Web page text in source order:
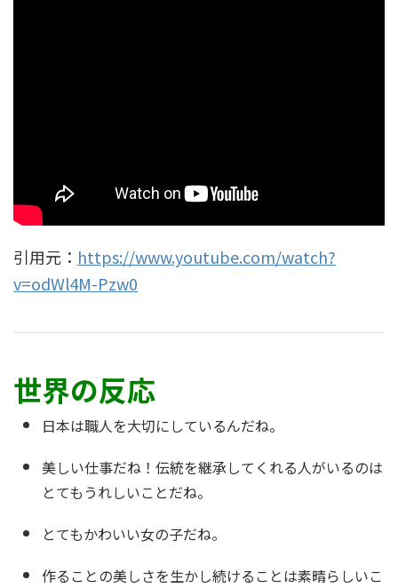
引用元： https://www.youtube.com/watch?
v=odWl4M-Pzw0
世界の反応
日本は職人を大切にしているんだね。
美しい仕事だね！伝統を継承してくれる人がいるのは
とてもうれしいことだね。
とてもかわいい女の子だね。
作ることの美しさを生かし続けることは素晴らしいこ